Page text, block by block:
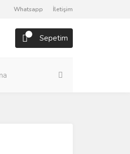
Whatsapp İletişim
Sepetim